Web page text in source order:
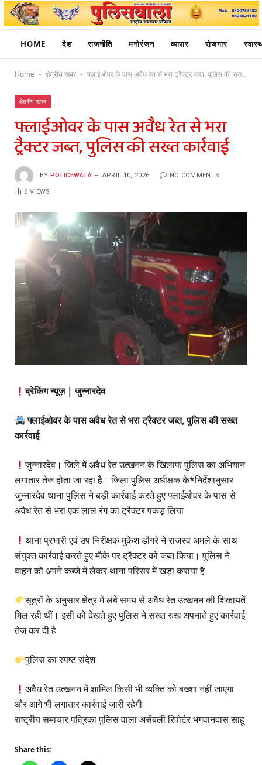
HOME देश राजनीति मनोरंजन व्यापार रोजगार
Home - क्षेत्रीय खबर - फ्लाईओवर के पास अवैध रेत से भरा ट्रैक्टर जब्त, पुलिस की सख्त कार्रवाई
क्षेत्रीय खबर
फ्लाईओवर के पास अवैध रेत से भरा
ट्रैक्टर जब्त, पुलिस की सख्त कार्रवाई
BY POLICEWALA APRIL 10, 2026 NO COMMENTS
6VIEWS
ब्रेकिंग न्यूज़ | जुन्नारदेव
फ्लाईओवर के पास अवैध रेत से भरा ट्रैक्टर जब्त, पुलिस की सख्त
कार्रवाई
जुन्नारदेव। जिले में अवैध रेत उत्खनन के खिलाफ पुलिस का अभियान
लगातार तेज होता जा रहा है। जिला पुलिस अधीक्षक के*निर्देशानुसार
जुन्नारदेव थाना पुलिस ने बड़ी कार्रवाई करते हुए फ्लाईओवर के पास से
अवैध रेत से भरा एक लाल रंग का ट्रैक्टर पकड़ लिया
थाना प्रभारी एवं उप निरीक्षक मुकेश डोंगरे ने राजस्व अमले के साथ
संयुक्त कार्रवाई करते हुए मौके पर ट्रैक्टर को जब्त किया। पुलिस ने
वाहन को अपने कब्जे में लेकर थाना परिसर में खड़ा कराया है
सूत्रों के अनुसार क्षेत्र में लंबे समय से अवैध रेत उत्खनन की शिकायतें
मिल रही थीं। इसी को देखते हुए पुलिस ने सख्त रुख अपनाते हुए कार्रवाई
तेज कर दी है
पुलिस का स्पष्ट संदेश
अवैध रेत उत्खनन में शामिल किसी भी व्यक्ति को बख्शा नहीं जाएगा
और आगे भी लगातार कार्रवाई जारी रहेगी
राष्ट्रीय समाचार पत्रिका पुलिस वाला असेंबली रिपोर्टर भगवानदास साहू
Share this: